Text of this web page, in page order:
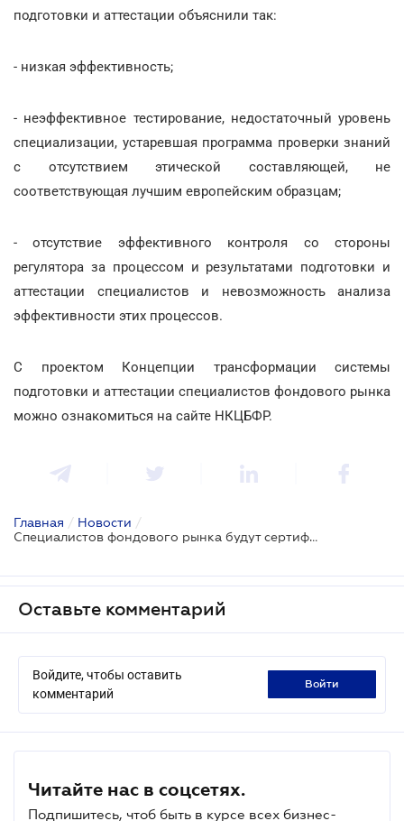
подготовки и аттестации объяснили так:
- низкая эффективность;
- неэффективное тестирование, недостаточный уровень
специализации, устаревшая программа проверки знаний
с отсутствием этической составляющей, не
соответствующая лучшим европейским образцам;
- отсутствие эффективного контроля со стороны
регулятора за процессом и результатами подготовки и
аттестации специалистов и невозможность анализа
эффективности этих процессов.
С проектом Концепции трансформации системы
подготовки и аттестации специалистов фондового рынка
можно ознакомиться на сайте НКЦБФР.
Главная / Новости /
Специалистов фондового рынка будут сертифицировать по-новому
Оставьте комментарий
Войдите, чтобы оставить
комментарий
войти
Читайте нас в соцсетях.
Подпишитесь, чтоб быть в курсе всех бизнес-